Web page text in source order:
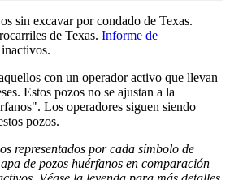
sin excavar por condado de Texas.
de Texas. Informe de
inactivos.
con un operador activo que llevan
Estos pozos no se ajustan a la
Los operadores siguen siendo
pozos.
representados por cada símbolo de
de pozos huérfanos en comparación